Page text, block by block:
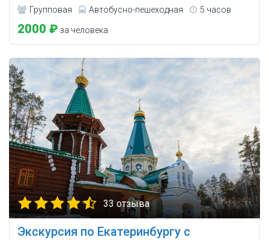
Групповая Автобусно-пешеходная 5 часов
2000 ₽ за человека
33 отзыва
Экскурсия по Екатеринбургу с